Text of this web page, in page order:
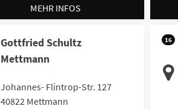
MEHR INFOS
Gottfried Schultz
Mettmann
Johannes- Flintrop-Str. 127
40822 Mettmann
16